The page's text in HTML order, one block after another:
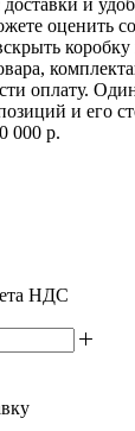
оценить
оплату.
и его
000 р.
НДС